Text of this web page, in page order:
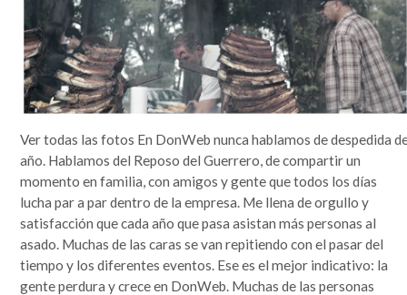
Ver todas las fotos En DonWeb nunca hablamos de despedida
año. Hablamos del Reposo del Guerrero, de compartir un
momento en familia, con amigos y gente que todos los días
lucha par a par dentro de la empresa. Me llena de orgullo y
satisfacción que cada año que pasa asistan más personas al
asado. Muchas de las caras se van repitiendo con el pasar del
tiempo y los diferentes eventos. Ese es el mejor indicativo: la
gente perdura y crece en DonWeb. Muchas de las personas